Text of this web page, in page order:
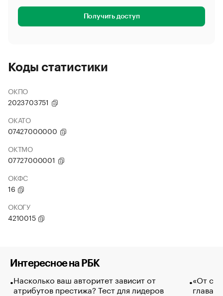
Получить доступ
Коды статистики
ОКПО
2023703751
ОКАТО
07427000000
ОКТМО
07727000001
ОКФС
16
ОКОГУ
4210015
Интересное на РБК
Насколько ваш авторитет зависит от
атрибутов престижа? Тест для лидеров
«От
глава